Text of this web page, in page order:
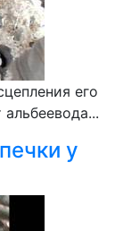
его
у